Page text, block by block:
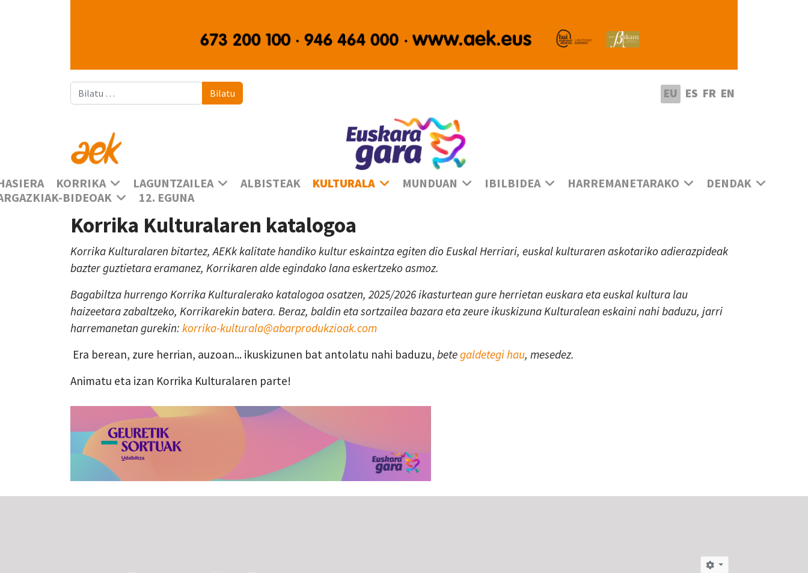
Bilatu Bilatu EU ES FR EN
KORRIKA LAGUNTZAILEA ALBISTEAK KULTURALA MUNDUAN IBILBIDEA HARREMANETARAKO
DENDAK
BIDEOAK
12. EGUNA
Korrika Kulturalaren katalogoa
Korrika Kulturalaren bitartez, AEKk kalitate handiko kultur eskaintza egiten dio Euskal Herriari, euskal kulturaren askotariko adierazpideak
bazter guztietara eramanez, Korrikaren alde egindako lana eskertzeko asmoz.
Bagabiltza hurrengo Korrika Kulturalerako katalogoa osatzen, 2025/2026 ikasturtean gure herrietan euskara eta euskal kultura lau
haizeetara zabaltzeko, Korrikarekin batera. Beraz, baldin eta sortzailea bazara eta zeure ikuskizuna Kulturalean eskaini nahi baduzu, jarri
harremanetan gurekin: korrika-kulturala@abarprodukzioak.com
Era berean, zure herrian, auzoan... ikuskizunen bat antolatu nahi baduzu, betegaldetegi hau, mesedez.
Animatu eta izan Korrika Kulturalaren parte!